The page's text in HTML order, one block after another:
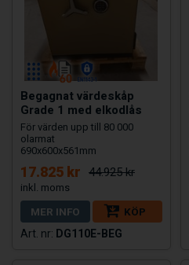
Begagnat värdeskåp
Grade 1 med elkodlås
För värden upp till 80 000
olarmat
690x600x561mm
17.825 kr 44.925 kr
MER INFO
KÖP
DG110E-BEG